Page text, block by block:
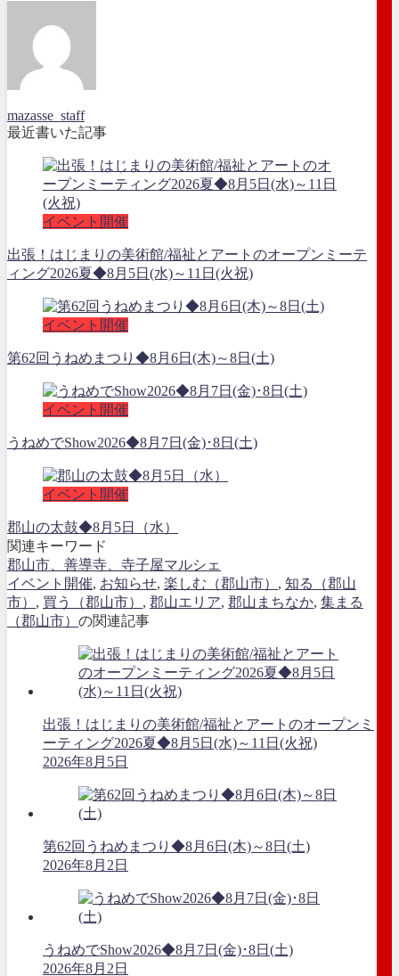
mazasse_staff
最近書いた記事
イベント開催
出張！はじまりの美術館/福祉とアートのオープンミーテ
ィング2026夏◆8月5日(水)～11日(火祝)
イベント開催
第62回うねめまつり◆8月6日(木)～8日(土)
イベント開催
うねめでShow2026◆8月7日(金)･8日(土)
イベント開催
郡山の太鼓◆8月5日（水）
関連キーワード
郡山市、善導寺、寺子屋マルシェ
イベント開催, お知らせ, 楽しむ（郡山市） , 知る（郡山
市） , 買う（郡山市） , 郡山エリア, 郡山まちなか, 集まる
（郡山市） の関連記事
出張！はじまりの美術館/福祉とアートのオープンミ
ーティング2026夏◆8月5日(水)～11日(火祝)
2026年8月5日
第62回うねめまつり◆8月6日(木)～8日(土)
2026年8月2日
うねめでShow2026◆8月7日(金)･8日(土)
2026年8月2日